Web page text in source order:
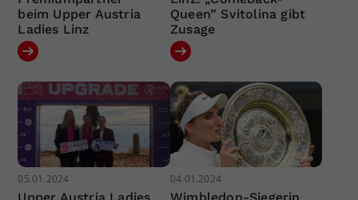
beim Upper Austria
Ladies Linz
Queen” Svitolina gibt
Zusage
05.01.2024 04.01.2024